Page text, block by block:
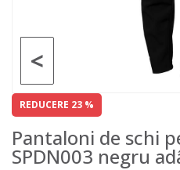
<
REDUCERE 23 %
Pantaloni de schi
SPDN003 negru